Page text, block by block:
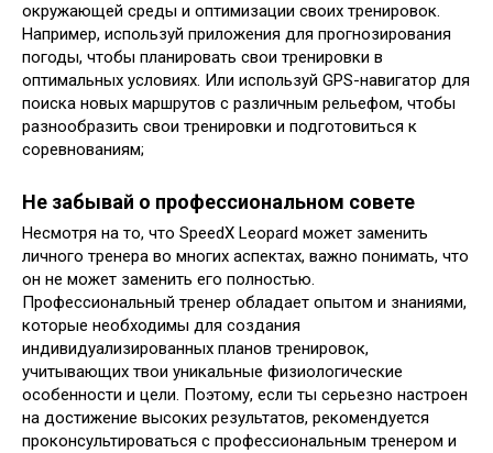
окружающей среды и оптимизации своих тренировок.
Например, используй приложения для прогнозирования
погоды, чтобы планировать свои тренировки в
оптимальных условиях. Или используй GPS-навигатор для
поиска новых маршрутов с различным рельефом, чтобы
разнообразить свои тренировки и подготовиться к
соревнованиям;
Не забывай о профессиональном совете
Несмотря на то, что SpeedX Leopard может заменить
личного тренера во многих аспектах, важно понимать, что
он не может заменить его полностью.
Профессиональный тренер обладает опытом и знаниями,
которые необходимы для создания
индивидуализированных планов тренировок,
учитывающих твои уникальные физиологические
особенности и цели. Поэтому, если ты серьезно настроен
на достижение высоких результатов, рекомендуется
проконсультироваться с профессиональным тренером и